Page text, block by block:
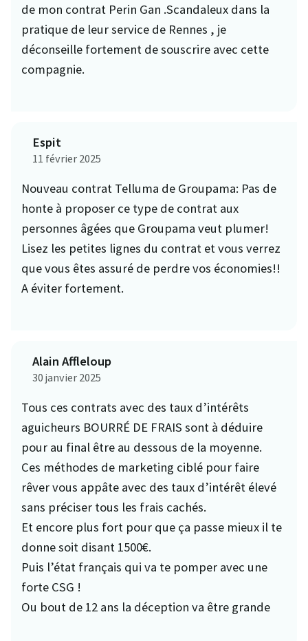
de mon contrat Perin Gan .Scandaleux dans la
pratique de leur service de Rennes , je
déconseille fortement de souscrire avec cette
compagnie.
Espit
11 février 2025
Nouveau contrat Telluma de Groupama: Pas de
honte à proposer ce type de contrat aux
personnes âgées que Groupama veut plumer!
Lisez les petites lignes du contrat et vous verrez
que vous êtes assuré de perdre vos économies!!
A éviter fortement.
Alain Affleloup
30 janvier 2025
Tous ces contrats avec des taux d’intérêts
aguicheurs BOURRÉ DE FRAIS sont à déduire
pour au final être au dessous de la moyenne.
Ces méthodes de marketing ciblé pour faire
rêver vous appâte avec des taux d’intérêt élevé
sans préciser tous les frais cachés.
Et encore plus fort pour que ça passe mieux il te
donne soit disant 1500€.
Puis l’état français qui va te pomper avec une
forte CSG !
Ou bout de 12 ans la déception va être grande